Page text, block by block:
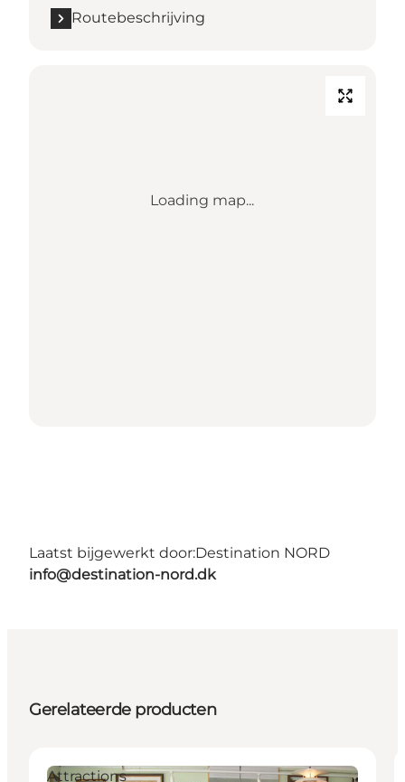
Routebeschrijving
Loading map...
Laatst bijgewerkt door:Destination NORD
info@destination-nord.dk
Gerelateerde producten
Attractions